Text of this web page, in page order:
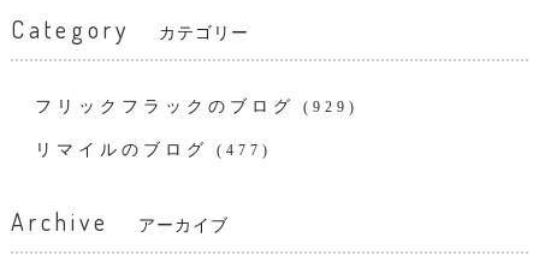
Category カテゴリー
フリックフラックのブログ (929)
リマイルのブログ (477)
Archive アーカイブ